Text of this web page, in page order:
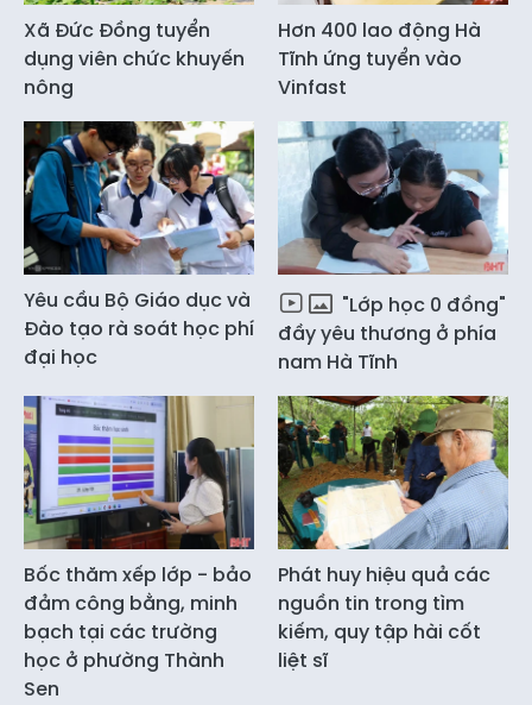
Xã Đức Đồng tuyển
dụng viên chức khuyến
nông
Hơn 400 lao động Hà
Tĩnh ứng tuyển vào
Vinfast
Yêu cầu Bộ Giáo dục và
Đào tạo rà soát học phí
đại học
"Lớp học 0 đồng"
đầy yêu thương ở phía
nam Hà Tĩnh
Bốc thăm xếp lớp - bảo
đảm công bằng, minh
bạch tại các trường
học ở phường Thành
Sen
Phát huy hiệu quả các
nguồn tin trong tìm
kiếm, quy tập hài cốt
liệt sĩ